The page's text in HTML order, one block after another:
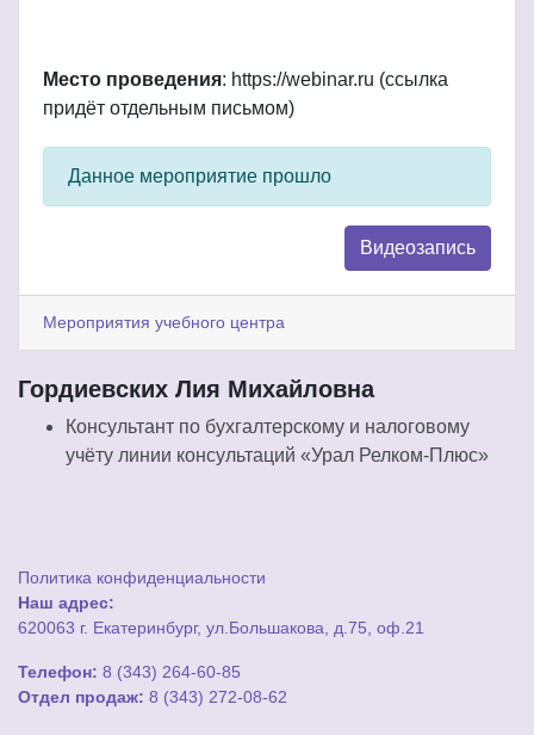
Место проведения: https://webinar.ru (ссылка
придёт отдельным письмом)
Данное мероприятие прошло
Видеозапись
Мероприятия учебного центра
Гордиевских Лия Михайловна
Консультант по бухгалтерскому и налоговому
учёту линии консультаций «Урал Релком-Плюс»
Политика конфиденциальности
Наш адрес:
620063 г. Екатеринбург, ул.Большакова, д.75, оф.21
Телефон: 8 (343) 264-60-85
Отдел продаж: 8 (343) 272-08-62